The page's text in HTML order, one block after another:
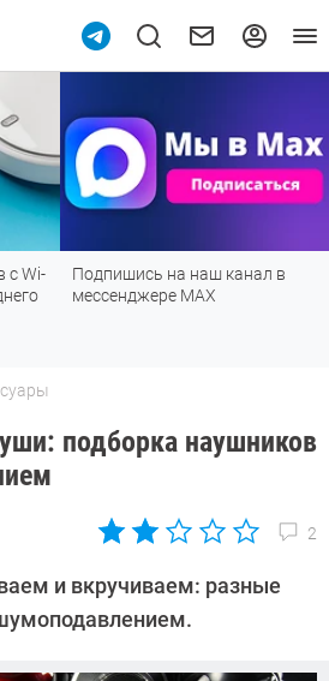
с Wi-
Подпишись на наш канал в
мессенджере МАХ
подборка наушников
2
и вкручиваем: разные